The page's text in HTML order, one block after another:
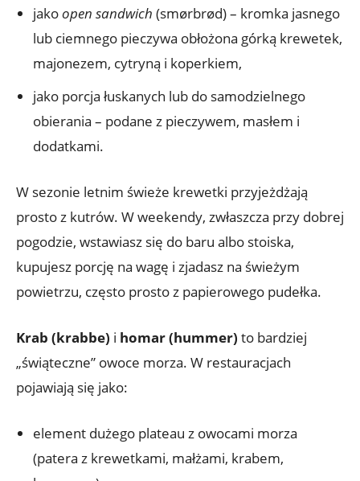
jakoopen sandwich (smørbrød) – kromka jasnego
lub ciemnego pieczywa obłożona górką krewetek,
majonezem, cytryną i koperkiem,
jako porcja łuskanych lub do samodzielnego
obierania – podane z pieczywem, masłem i
dodatkami.
W sezonie letnim świeże krewetki przyjeżdżają
prosto z kutrów. W weekendy, zwłaszcza przy dobrej
pogodzie, wstawiasz się do baru albo stoiska,
kupujesz porcję na wagę i zjadasz na świeżym
powietrzu, często prosto z papierowego pudełka.
Krab (krabbe) i homar (hummer) to bardziej
„świąteczne” owoce morza. W restauracjach
pojawiają się jako:
element dużego plateau z owocami morza
(patera z krewetkami, małżami, krabem,